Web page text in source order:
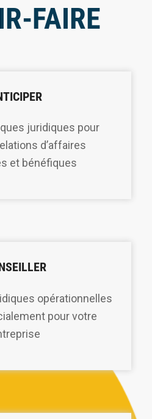
FAIRE
juridiques pour
d’affaires
et bénéfiques
opérationnelles
pour votre